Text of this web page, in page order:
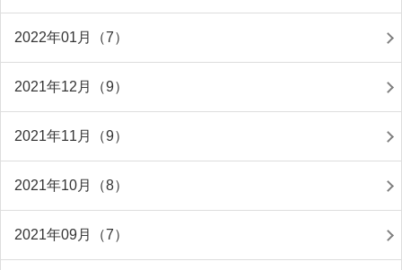
2022年01月（7）
2021年12月（9）
2021年11月（9）
2021年10月（8）
2021年09月（7）